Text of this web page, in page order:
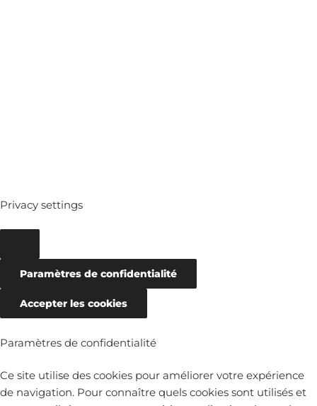
Privacy settings
Paramètres de confidentialité
Accepter les cookies
Paramètres de confidentialité
Ce site utilise des cookies pour améliorer votre expérience
de navigation. Pour connaître quels cookies sont utilisés et